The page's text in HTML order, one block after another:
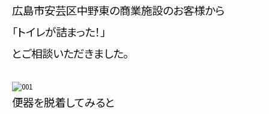
サービス内容と料金事例
広島市安芸区中野東の商業施設のお客様から
「トイレが詰まった！」
とご相談いただきました。
便器を脱着してみると